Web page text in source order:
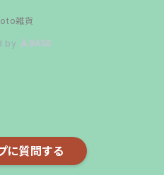
に質問する
雑貨
by